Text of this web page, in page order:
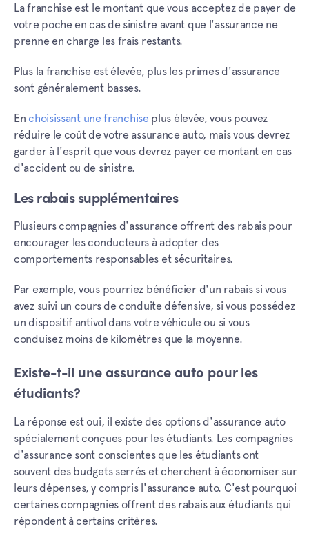
La franchise est le montant que vous acceptez de payer de
votre poche en cas de sinistre avant que l'assurance ne
prenne en charge les frais restants.
Plus la franchise est élevée, plus les primes d'assurance
sont généralement basses.
En choisissant une franchise plus élevée, vous pouvez
réduire le coût de votre assurance auto, mais vous devrez
garder à l'esprit que vous devrez payer ce montant en cas
d'accident ou de sinistre.
Les rabais supplémentaires
Plusieurs compagnies d'assurance offrent des rabais pour
encourager les conducteurs à adopter des
comportements responsables et sécuritaires.
Par exemple, vous pourriez bénéficier d'un rabais si vous
avez suivi un cours de conduite défensive, si vous possédez
un dispositif antivol dans votre véhicule ou si vous
conduisez moins de kilomètres que la moyenne.
Existe-t-il une assurance auto pour les
étudiants?
La réponse est oui, il existe des options d'assurance auto
spécialement conçues pour les étudiants. Les compagnies
d'assurance sont conscientes que les étudiants ont
souvent des budgets serrés et cherchent à économiser sur
leurs dépenses, y compris l'assurance auto. C'est pourquoi
certaines compagnies offrent des rabais aux étudiants qui
répondent à certains critères.